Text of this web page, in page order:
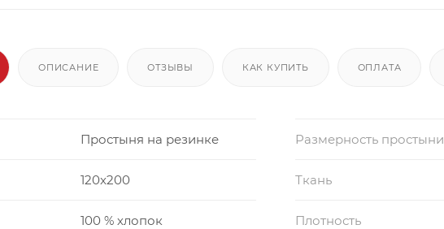
ОПИСАНИЕ ОТЗЫВЫ КАК КУПИТЬ ОПЛАТА
Простыня на резинке Размерность простыни
120x200 Ткань
100 % хлопок Плотность